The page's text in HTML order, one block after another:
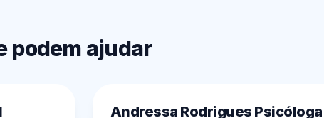
podem ajudar
Andressa Rodrigues Psicóloga